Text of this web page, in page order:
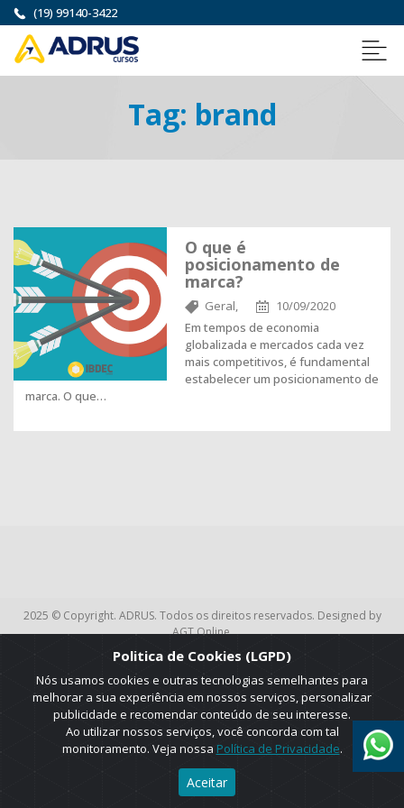
(19) 99140-3422
Tag: brand
O que é
posicionamento de
marca?
Geral,
10/09/2020
Em tempos de economia
globalizada e mercados cada vez
mais competitivos, é fundamental
estabelecer um posicionamento de
marca. O que…
2025 © Copyright. ADRUS. Todos os direitos reservados. Designed by
AGT Online.
Politica de Cookies (LGPD)
Nós usamos cookies e outras tecnologias semelhantes para
melhorar a sua experiência em nossos serviços, personalizar
publicidade e recomendar conteúdo de seu interesse.
Ao utilizar nossos serviços, você concorda com tal
monitoramento. Veja nossa Política de Privacidade.
Aceitar